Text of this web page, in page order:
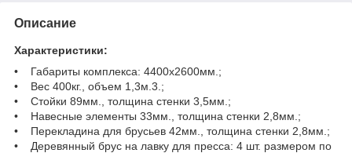
Описание
Характеристики:
• Габариты комплекса: 4400х2600мм.;
• Вес 400кг., объем 1,3м.3.;
• Стойки 89мм., толщина стенки 3,5мм.;
• Навесные элементы 33мм., толщина стенки 2,8мм.;
• Перекладина для брусьев 42мм., толщина стенки 2,8мм.;
• Деревянный брус на лавку для пресса: 4 шт. размером по